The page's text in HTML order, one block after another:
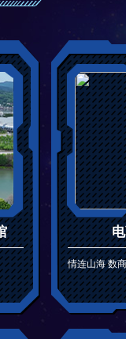
情连山海 数